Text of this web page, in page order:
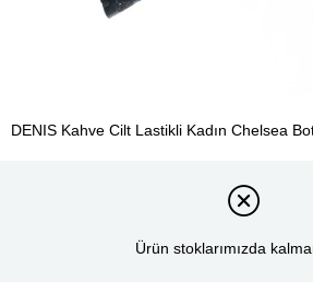
DENIS Kahve Cilt Lastikli Kadın Chelsea
Ürün stoklarımızda